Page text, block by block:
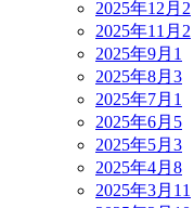
2025年12月 2
2025年11月 2
2025年9月 1
2025年8月 3
2025年7月 1
2025年6月 5
2025年5月 3
2025年4月 8
2025年3月 11